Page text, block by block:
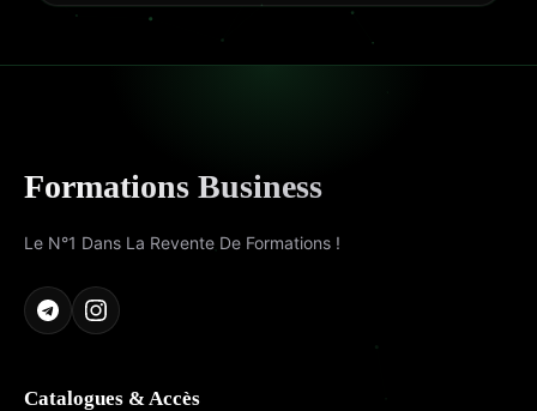
Formations Business
Le N°1 Dans La Revente De Formations !
Catalogues & Accès